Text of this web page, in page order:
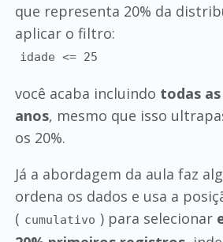
que representa 20% da
aplicar o filtro:
idade <= 25
você acaba incluindo todas
anos, mesmo que isso
os 20%.
Já a abordagem da aula faz
ordena os dados e usa a
( cumulativo ) para selecionar